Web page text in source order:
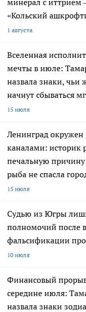
минерал с
«Кольский
1 августа
Вселенная
мечты в июле:
назвала знаки, чьи
начнут сбываться
15 июля
Ленинград
каналами: историк
печальную
рыба не спасла
15 июля
Судью из Югры
полномочий после
фальсификации
10 июля
Финансовый
середине июля:
назвала знаки